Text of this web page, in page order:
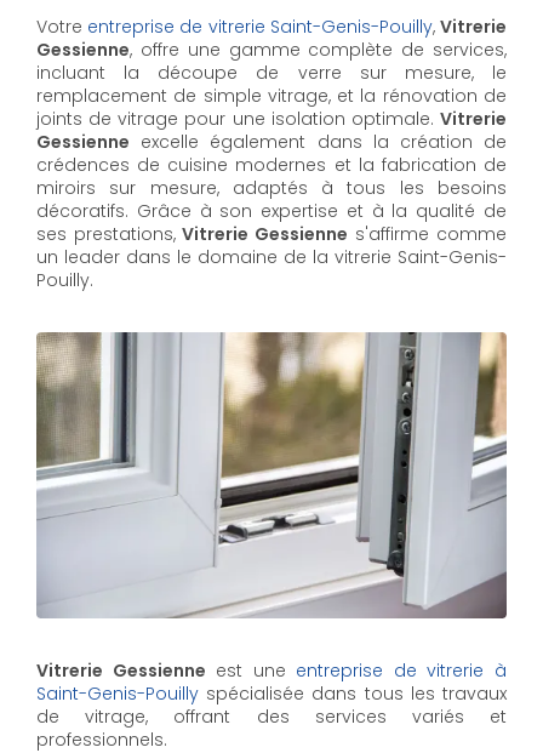
Votre entreprise de vitrerie Saint-Genis-Pouilly,Vitrerie
Gessienne, offre une gamme complète de services,
incluant la découpe de verre sur mesure, le
remplacement de simple vitrage, et la rénovation de
joints de vitrage pour une isolation optimale. Vitrerie
Gessienne excelle également dans la création de
crédences de cuisine modernes et la fabrication de
miroirs sur mesure, adaptés à tous les besoins
décoratifs. Grâce à son expertise et à la qualité de
ses prestations, Vitrerie Gessienne s'affirme comme
un leader dans le domaine de la vitrerie Saint-Genis-
Pouilly.
Vitrerie Gessienne est une entreprise de vitrerie à
Saint-Genis-Pouilly spécialisée dans tous les travaux
de vitrage, offrant des services variés et
professionnels.